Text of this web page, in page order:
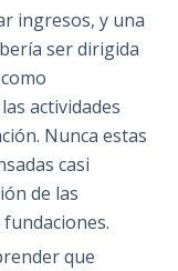
ingresos, y una
ser dirigida
actividades
Nunca estas
casi
de las
que